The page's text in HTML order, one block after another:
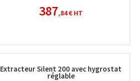
387,84 € HT
Extracteur Silent 200 avec hygrostat
réglable